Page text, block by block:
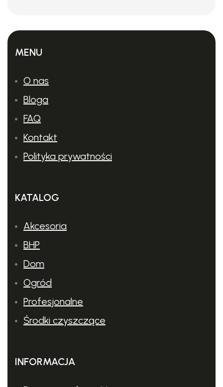
Pozwala na pracę nawet do 8 godzin dziennie.
Bezprzewodowa praca
Doskonała mobilność.
SPECYFIKACJA SGG 1 KARCHER
akustycznego
MENU
O nas
Bloga
FAQ
Kontakt
Polityka prywatności
KATALOG
Akcesoria
BHP
Dom
Ogród
Profesjonalne
Środki czyszczące
INFORMACJA